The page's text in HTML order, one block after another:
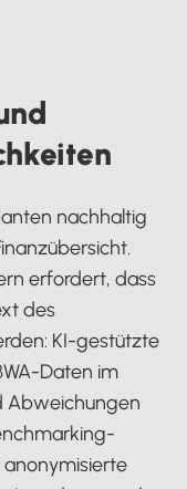
nachhaltig
erfordert, dass
des
KI-gestützte
Daten im
Abweichungen